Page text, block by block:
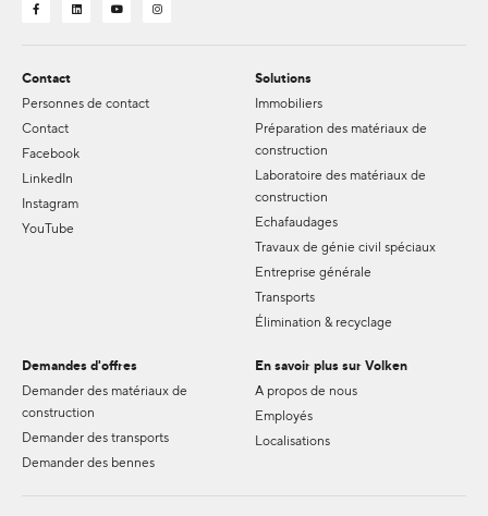
Contact
Personnes de contact
Contact
Facebook
LinkedIn
Instagram
YouTube
Solutions
Immobiliers
Préparation des matériaux de
construction
Laboratoire des matériaux de
construction
Echafaudages
Travaux de génie civil spéciaux
Entreprise générale
Transports
Élimination & recyclage
Demandes d'offres
Demander des matériaux de
construction
Demander des transports
Demander des bennes
En savoir plus sur Volken
A propos de nous
Employés
Localisations